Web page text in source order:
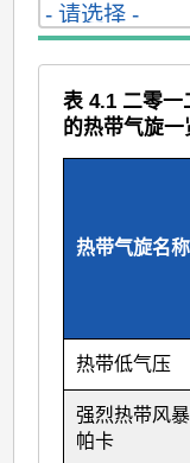
表 4.1 二零一
的热带气旋一
热带气旋名称
热带低气压
强烈热带风暴
帕卡